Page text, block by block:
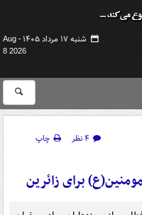
شنبه ۱۷ مرداد ۱۴۰۵ -
Aug
8 2026
۴ نظر
چاپ
برای زائرین